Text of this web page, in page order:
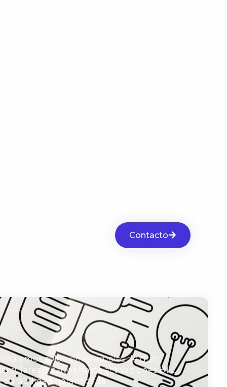
Contacto
soluciones visuales de gran
masivos hasta activaciones BTL,
garantizada.